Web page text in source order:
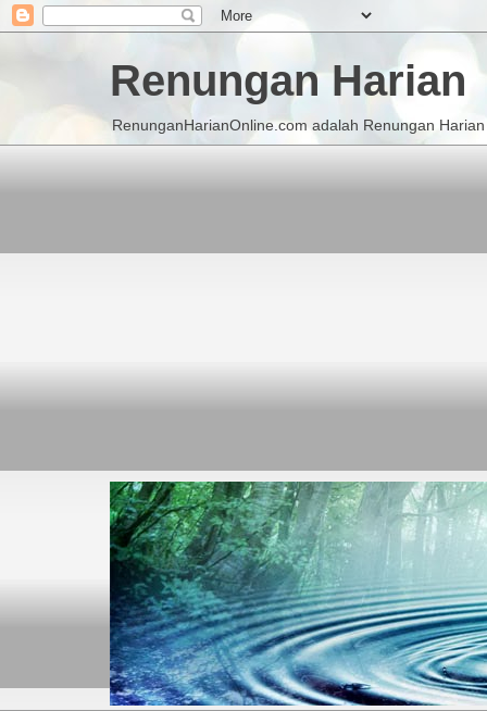
Renungan Harian
RenunganHarianOnline.com adalah Renungan